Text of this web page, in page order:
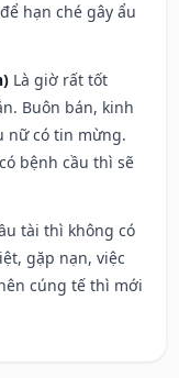
hạn ché gây ẩu
Là giờ rất tốt
Buôn bán, kinh
nữ có tin mừng.
bệnh cầu thì sẽ
tài thì không có
gặp nạn, việc
cúng tế thì mới